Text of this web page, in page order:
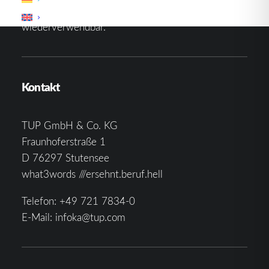
effektivste Lösung und ist zudem in hohem Maße
wiederverwendbar.
Kontakt
TUP GmbH & Co. KG
Fraunhoferstraße 1
D 76297 Stutensee
what3words ///ersehnt.beruf.hell
Telefon: +49 721 7834-0
E-Mail: infoka@tup.com